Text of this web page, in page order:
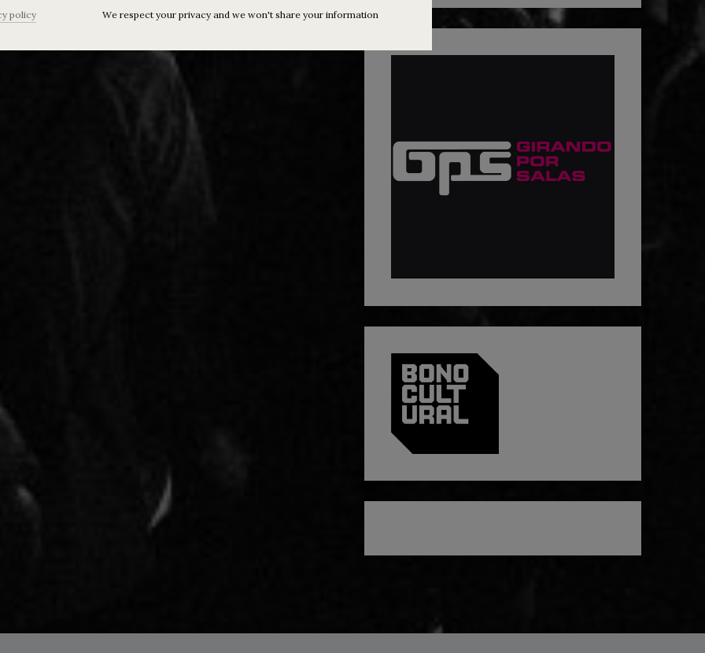
policy We respect your privacy and we won't share your information